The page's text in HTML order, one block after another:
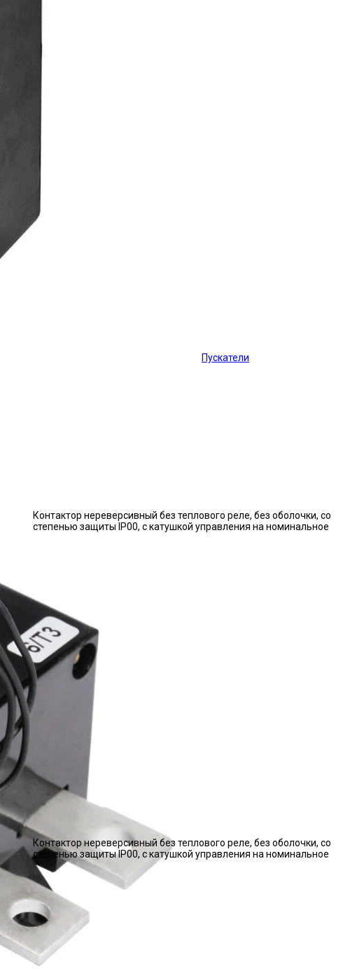
Пускатели
Контактор нереверсивный без теплового реле, без оболочки, со
степенью защиты IP00, с катушкой управления на номинальное
Контактор нереверсивный без теплового реле, без оболочки, со
степенью защиты IP00, с катушкой управления на номинальное